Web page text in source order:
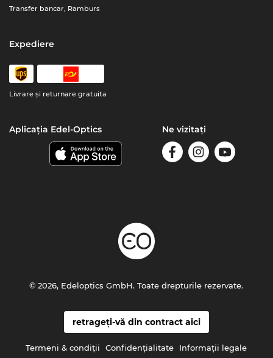
Transfer bancar, Ramburs
Expediere
Livrare şi returnare gratuita
Aplicația Edel-Optics Ne vizitați
retrageți-vă din contract aici
Termeni & condiţii Confidenţialitate Informaţii legale
© 2026, Edeloptics GmbH. Toate drepturile rezervate.